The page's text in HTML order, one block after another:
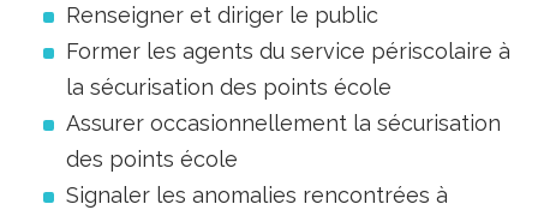
Renseigner et diriger le public
Former les agents du service périscolaire à
la sécurisation des points école
Assurer occasionnellement la sécurisation
des points école
Signaler les anomalies rencontrées à